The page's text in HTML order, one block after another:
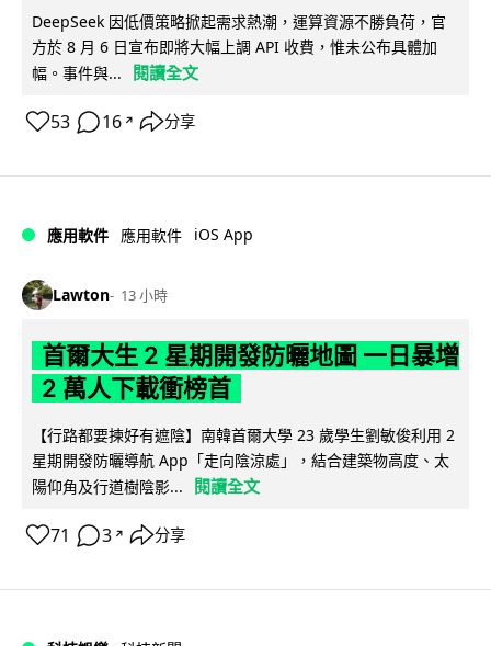
DeepSeek 因低價策略掀起需求熱潮，運算資源不勝負荷，官
方於 8 月 6 日宣布即將大幅上調 API 收費，惟未公布具體加
幅。事件與...
閱讀全文
53 16 ↗ 分享
應用軟件 應用軟件 iOS App
Lawton 13 小時
首爾大生 2 星期開發防曬地圖 一日暴增
2 萬人下載衝榜首
【行路都要揀好有遮陰】南韓首爾大學 23 歲學生劉敏俊利用 2
星期開發防曬導航 App「走向陰涼處」，結合建築物高度、太
陽仰角及行道樹陰影...
閱讀全文
71 3 ↗ 分享